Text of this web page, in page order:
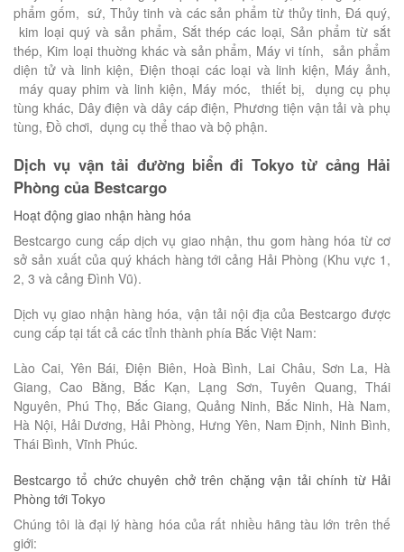
phẩm gốm, sứ, Thủy tinh và các sản phẩm từ thủy tinh, Ðá quý,
kim loại quý và sản phẩm, Sắt thép các loại, Sản phẩm từ sắt
thép, Kim loại thuờng khác và sản phẩm, Máy vi tính, sản phẩm
diện tử và linh kiện, Ðiện thoại các loại và linh kiện, Máy ảnh,
máy quay phim và linh kiện, Máy móc, thiết bị, dụng cụ phụ
tùng khác, Dây điện và dây cáp điện, Phương tiện vận tải và phụ
tùng, Ðồ chơi, dụng cụ thể thao và bộ phận.
Dịch vụ vận tải đường biển đi Tokyo từ cảng Hải
Phòng của Bestcargo
Hoạt động giao nhận hàng hóa
Bestcargo cung cấp dịch vụ giao nhận, thu gom hàng hóa từ cơ
sở sản xuất của quý khách hàng tới cảng Hải Phòng (Khu vực 1,
2, 3 và cảng Đình Vũ).
Dịch vụ giao nhận hàng hóa, vận tải nội địa của Bestcargo được
cung cấp tại tất cả các tỉnh thành phía Bắc Việt Nam:
Lào Cai, Yên Bái, Điện Biên, Hoà Bình, Lai Châu, Sơn La, Hà
Giang, Cao Bằng, Bắc Kạn, Lạng Sơn, Tuyên Quang, Thái
Nguyên, Phú Thọ, Bắc Giang, Quảng Ninh, Bắc Ninh, Hà Nam,
Hà Nội, Hải Dương, Hải Phòng, Hưng Yên, Nam Định, Ninh Bình,
Thái Bình, Vĩnh Phúc.
Bestcargo tổ chức chuyên chở trên chặng vận tải chính từ Hải
Phòng tới Tokyo
Chúng tôi là đại lý hàng hóa của rất nhiều hãng tàu lớn trên thế
giới: